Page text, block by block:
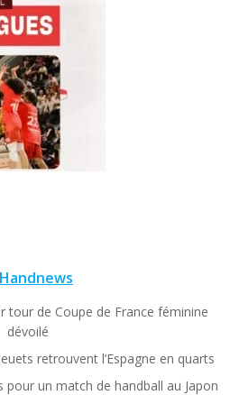
Handnews
tour de Coupe de France féminine
dévoilé
retrouvent l’Espagne en quarts
pour un match de handball au Japon